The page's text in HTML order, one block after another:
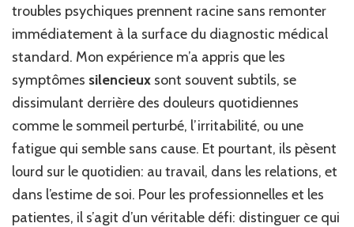
troubles psychiques prennent racine sans remonter
immédiatement à la surface du diagnostic médical
standard. Mon expérience m’a appris que les
symptômes silencieux sont souvent subtils, se
dissimulant derrière des douleurs quotidiennes
comme le sommeil perturbé, l’irritabilité, ou une
fatigue qui semble sans cause. Et pourtant, ils pèsent
lourd sur le quotidien: au travail, dans les relations, et
dans l’estime de soi. Pour les professionnelles et les
patientes, il s’agit d’un véritable défi: distinguer ce qui